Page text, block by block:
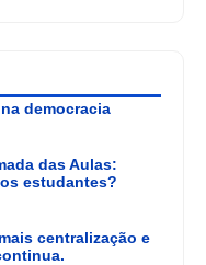
democracia
das Aulas:
estudantes?
centralização e